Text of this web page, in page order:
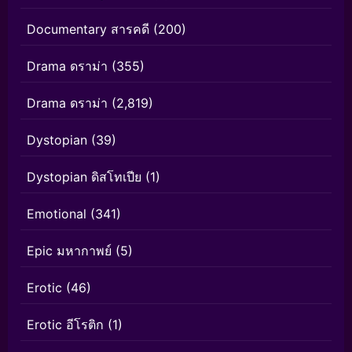
Documentary สารคดี (200)
Drama ดราม่า (355)
Drama ดราม่า (2,819)
Dystopian (39)
Dystopian ดิสโทเปีย (1)
Emotional (341)
Epic มหากาพย์ (5)
Erotic (46)
Erotic อีโรติก (1)